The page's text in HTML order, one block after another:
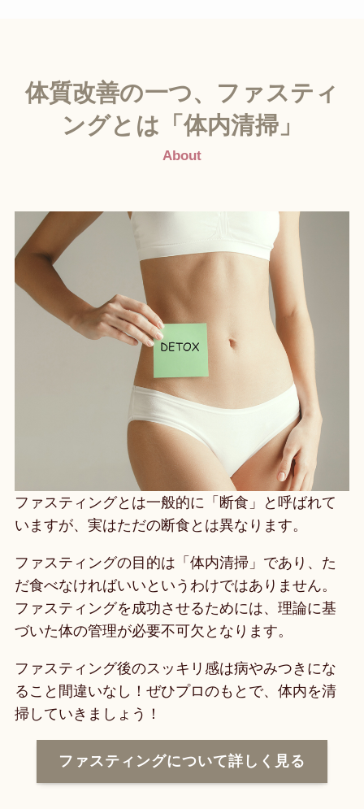
体質改善の一つ、ファスティ
ングとは「体内清掃」
About
ファスティングとは一般的に「断食」と呼ばれて
いますが、実はただの断食とは異なります。
ファスティングの目的は「体内清掃」であり、た
だ食べなければいいというわけではありません。
ファスティングを成功させるためには、理論に基
づいた体の管理が必要不可欠となります。
ファスティング後のスッキリ感は病やみつきにな
ること間違いなし！ぜひプロのもとで、体内を清
掃していきましょう！
ファスティングについて詳しく見る